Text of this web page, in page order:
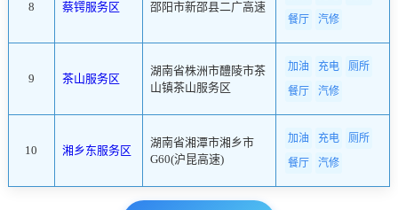
8 蔡锷服务区 邵阳市新邵县二广高速
餐厅
汽修
9 茶山服务区
湖南省株洲市醴陵市茶
山镇茶山服务区
加油 充电
厕所
餐厅
汽修
10 湘乡东服务区
湖南省湘潭市湘乡市
G60(沪昆高速)
加油 充电
厕所
餐厅
汽修